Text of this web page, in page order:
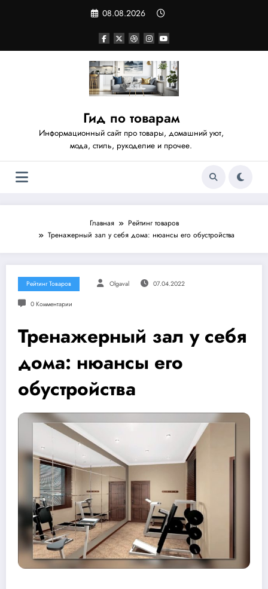
08.08.2026
Гид по товарам
Информационный сайт про товары, домашний уют,
мода, стиль, рукоделие и прочее.
Главная
Рейтинг товаров
Тренажерный зал у себя дома: нюансы его обустройства
Рейтинг Товаров Olgaval 07.04.2022
0 Комментарии
Тренажерный зал у себя
дома: нюансы его
обустройства